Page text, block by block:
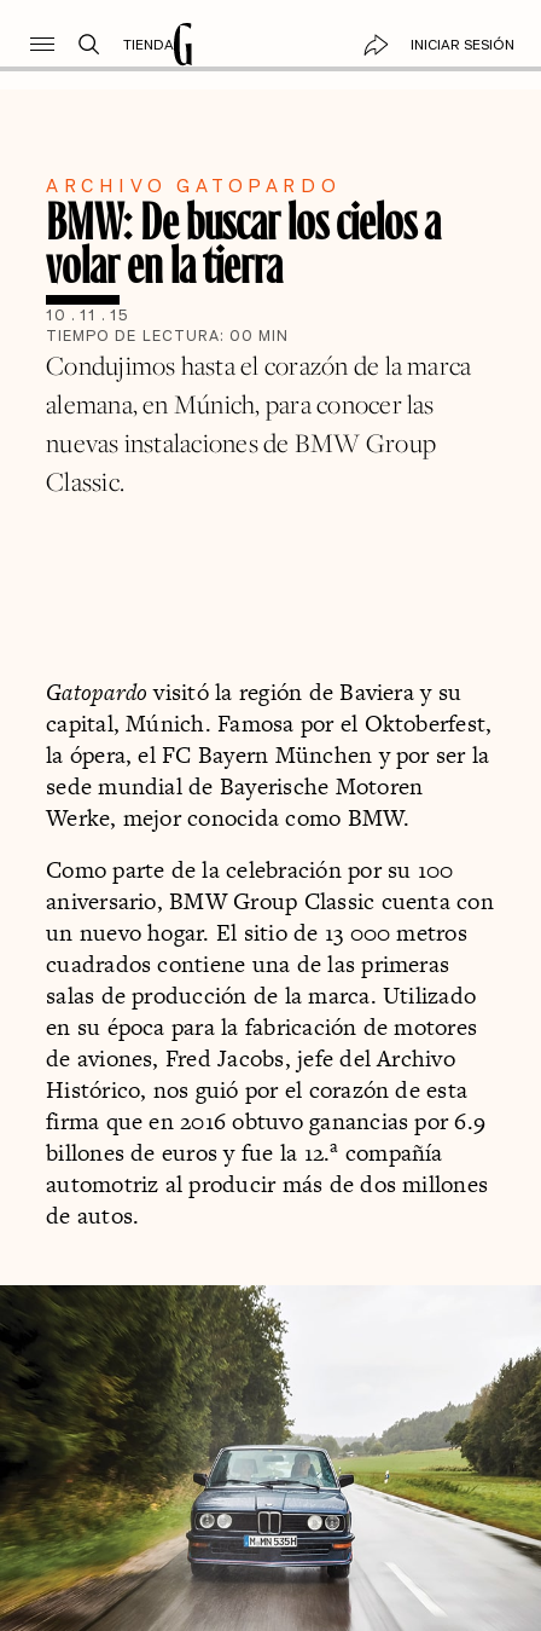
TIENDA INICIAR SESIÓN
ARCHIVO GATOPARDO
BMW: De buscar los cielos a
volar en la tierra
10 . 11 . 15
TIEMPO DE LECTURA: 00 MIN
Condujimos hasta el corazón de la marca
alemana, en Múnich, para conocer las
nuevas instalaciones de BMW Group
Classic.
Gatopardovisitó la región de Baviera y su
capital, Múnich. Famosa por el Oktoberfest,
la ópera, el FC Bayern München y por ser la
sede mundial de Bayerische Motoren
Werke, mejor conocida como BMW.
Como parte de la celebración por su 100
aniversario, BMW Group Classic cuenta con
un nuevo hogar. El sitio de 13 000 metros
cuadrados contiene una de las primeras
salas de producción de la marca. Utilizado
en su época para la fabricación de motores
de aviones, Fred Jacobs, jefe del Archivo
Histórico, nos guió por el corazón de esta
firma que en 2016 obtuvo ganancias por 6.9
billones de euros y fue la 12.a compañía
automotriz al producir más de dos millones
de autos.